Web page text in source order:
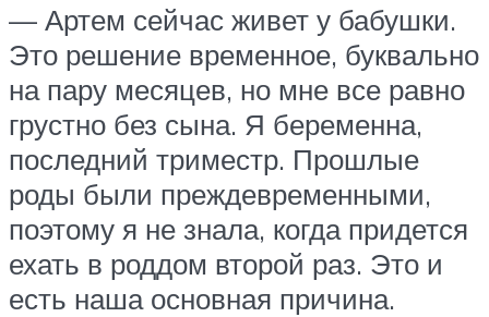
— Артем сейчас живет у бабушки.
Это решение временное, буквально
на пару месяцев, но мне все равно
грустно без сына. Я беременна,
последний триместр. Прошлые
роды были преждевременными,
поэтому я не знала, когда придется
ехать в роддом второй раз. Это и
есть наша основная причина.